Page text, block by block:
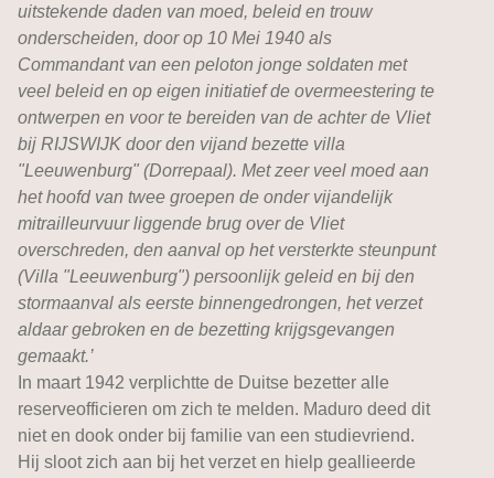
uitstekende daden van moed, beleid en trouw
onderscheiden, door op 10 Mei 1940 als
Commandant van een peloton jonge soldaten met
veel beleid en op eigen initiatief de overmeestering te
ontwerpen en voor te bereiden van de achter de Vliet
bij RIJSWIJK door den vijand bezette villa
"Leeuwenburg" (Dorrepaal). Met zeer veel moed aan
het hoofd van twee groepen de onder vijandelijk
mitrailleurvuur liggende brug over de Vliet
overschreden, den aanval op het versterkte steunpunt
(Villa "Leeuwenburg") persoonlijk geleid en bij den
stormaanval als eerste binnengedrongen, het verzet
aldaar gebroken en de bezetting krijgsgevangen
gemaakt.’
In maart 1942 verplichtte de Duitse bezetter alle
reserveofficieren om zich te melden. Maduro deed dit
niet en dook onder bij familie van een studievriend.
Hij sloot zich aan bij het verzet en hielp geallieerde